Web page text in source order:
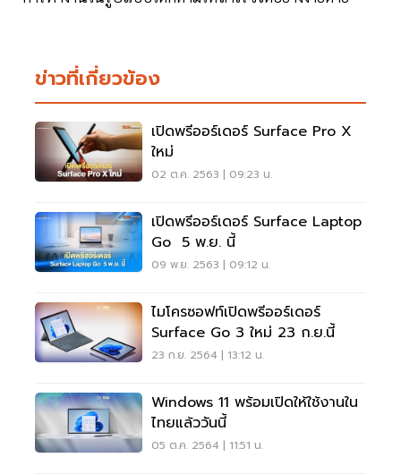
ข่าวที่เกี่ยวข้อง
เปิดพรีออร์เดอร์ Surface Pro X
ใหม่
02 ต.ค. 2563 | 09:23 น.
เปิดพรีออร์เดอร์ Surface Laptop
Go 5 พ.ย. นี้
09 พ.ย. 2563 | 09:12 น.
ไมโครซอฟท์เปิดพรีออร์เดอร์
Surface Go 3 ใหม่ 23 ก.ย.นี้
23 ก.ย. 2564 | 13:12 น.
Windows 11 พร้อมเปิดให้ใช้งานใน
ไทยแล้ววันนี้
05 ต.ค. 2564 | 11:51 น.